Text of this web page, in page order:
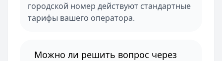
городской номер действуют стандартные
тарифы вашего оператора.
Можно ли решить вопрос через